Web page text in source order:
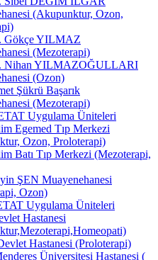
(Akupunktur, Ozon,
Gökçe YILMAZ
(Mezoterapi)
Nihan YILMAZOĞULLARI
(Ozon)
Şükrü Başarık
(Mezoterapi)
Uygulama Üniteleri
Egemed Tıp Merkezi
Ozon, Proloterapi)
Batı Tıp Merkezi (Mezoterapi,
ŞEN Muayenehanesi
Ozon)
Uygulama Üniteleri
Hastanesi
Hastanesi (Proloterapi)
Üniversitesi Hastanesi (